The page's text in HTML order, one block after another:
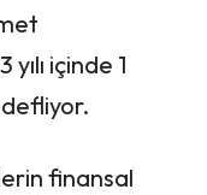
içinde 1
finansal